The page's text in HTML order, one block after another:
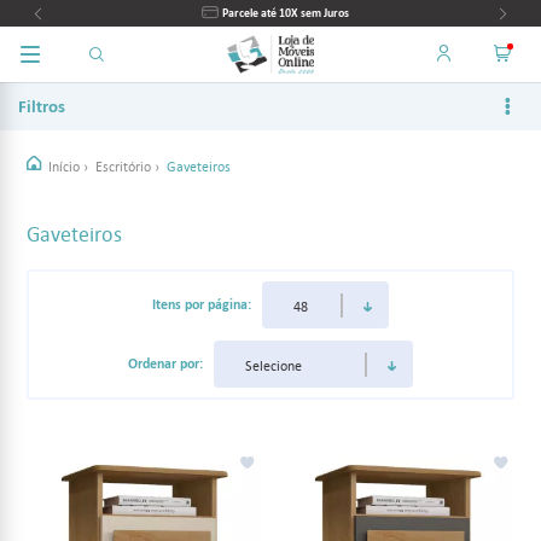
Parcele até 10X sem Juros
Início › Escritório › Gaveteiros
Filtros
Gaveteiros
Itens por página:
Ordenar por: